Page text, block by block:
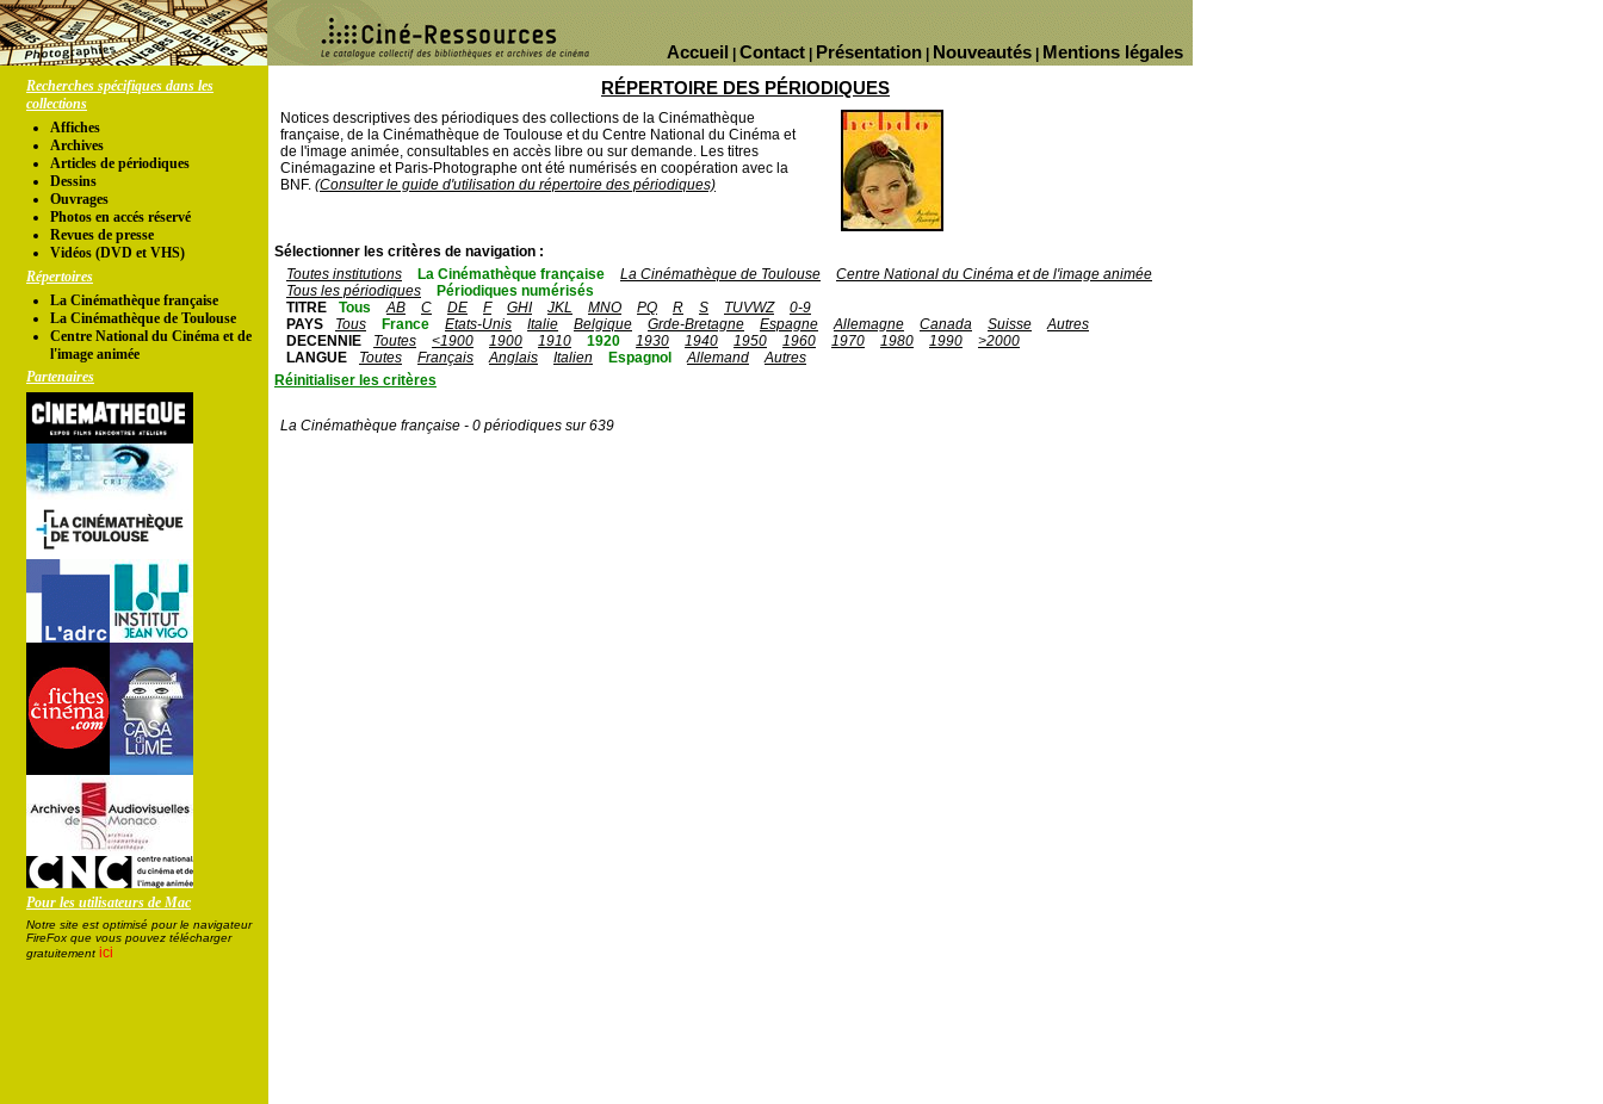
Mentions légales
Nouveautés
Présentation
Contact
Accueil
Recherches spécifiques dans les
collections
Affiches
Archives
Articles de périodiques
Dessins
Ouvrages
Photos en accés réservé
Revues de presse
Vidéos (DVD et VHS)
Répertoires
La Cinémathèque française
La Cinémathèque de Toulouse
Centre National du Cinéma et de
l'image animée
Partenaires
Pour les utilisateurs de Mac
Notre site est optimisé pour le navigateur
FireFox que vous pouvez télécharger
gratuitement ici
RÉPERTOIRE DES PÉRIODIQUES
Notices descriptives des périodiques des collections de la Cinémathèque
française, de la Cinémathèque de Toulouse et du Centre National du Cinéma et
de l'image animée, consultables en accès libre ou sur demande. Les titres
Cinémagazine et Paris-Photographe ont été numérisés en coopération avec la
BNF. (Consulter le guide d'utilisation du répertoire des périodiques)
Sélectionner les critères de navigation :
Toutes institutions
La Cinémathèque française La Cinémathèque de Toulouse
Centre National du Cinéma et de l'image animée
Tous les périodiques
Périodiques numérisés
TITRE
Tous AB C DE F GHI JKL MNO PQ R S TUVWZ
0-9
PAYS
Tous France Etats-Unis Italie Belgique Grde-Bretagne Espagne Allemagne Canada Suisse
Autres
DECENNIE
Toutes <1900 1900 1910 1920 1930 1940 1950 1960 1970 1980 1990
>2000
LANGUE
Toutes Français Anglais Italien Espagnol Allemand
Autres
Réinitialiser les critères
La Cinémathèque française - 0 périodiques sur 639